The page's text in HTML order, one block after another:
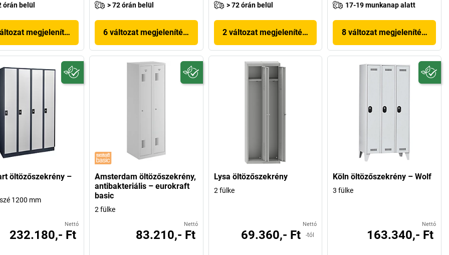
órán belül
megjelenítése
> 72 órán belül
6 változat megjelenítése
> 72 órán belül
2 változat megjelenítése
17-19 munkanap alatt
8 változat megjelenítése
öltözőszekrény –
1200 mm
Nettó
232.180,- Ft
Amsterdam öltözőszekrény,
antibakteriális – eurokraft
basic
2 fülke
Nettó
83.210,- Ft
Lysa öltözőszekrény
2 fülke
Nettó
69.360,- Ft -tól
Köln öltözőszekrény – Wolf
3 fülke
Nettó
163.340,- Ft